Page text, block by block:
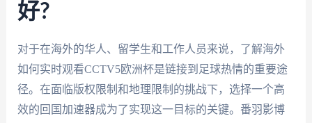
好?
对于在海外的华人、留学生和工作人员来说，了解海外
如何实时观看CCTV5欧洲杯是链接到足球热情的重要途
径。在面临版权限制和地理限制的挑战下，选择一个高
效的回国加速器成为了实现这一目标的关键。番羽影博